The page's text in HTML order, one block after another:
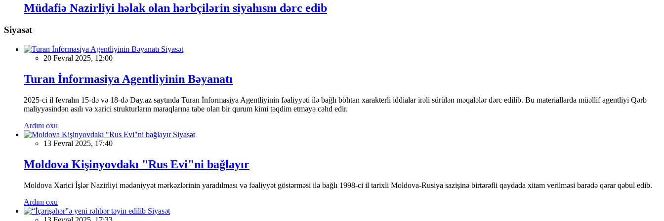
Müdafiə Nazirliyi həlak olan hərbçilərin siyahısnı dərc edib
Siyasət
Siyasət
20 Fevral 2025, 12:00
Turan İnformasiya Agentliyinin Bəyanatı
2025-ci il fevralın 15-də və 18-də Day.az saytında Turan İnformasiya Agentliyinin fəaliyyəti ilə bağlı böhtan xarakterli iddialar irəli sürülən məqalələr dərc edilib. Bu materiallarda müəllif agentliyi Qərb
maliyyəsindən asılı və xarici strukturların maraqlarına tabe olan bir qurum kimi təqdim etməyə cəhd edir.
Ardını oxu
Siyasət
13 Fevral 2025, 17:40
Moldova Kişinyovdakı "Rus Evi"ni bağlayır
Moldova Xarici İşlər Nazirliyi mədəniyyət mərkəzlərinin yaradılması və fəaliyyət göstərməsi ilə bağlı 1998-ci il tarixli Moldova-Rusiya sazişinə birtərəfli qaydada xitam verilməsi barədə qərar qəbul edib.
Ardını oxu
Siyasət